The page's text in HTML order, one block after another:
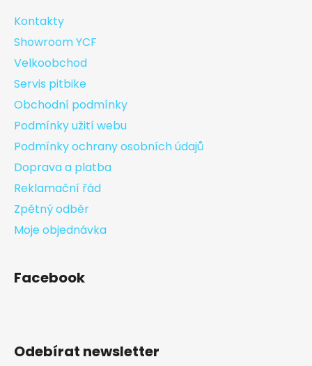
Kontakty
Showroom YCF
Velkoobchod
Servis pitbike
Obchodní podmínky
Podmínky užití webu
Podmínky ochrany osobních údajů
Doprava a platba
Reklamační řád
Zpětný odběr
Moje objednávka
Facebook
Odebírat newsletter